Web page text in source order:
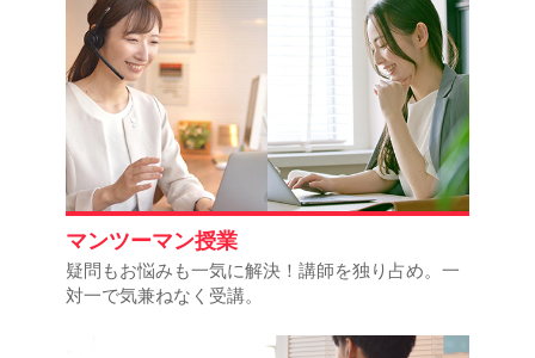
マンツーマン授業
疑問もお悩みも一気に解決！講師を独り占め。一
対一で気兼ねなく受講。